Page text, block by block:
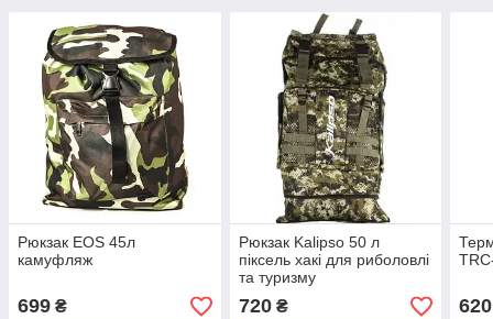
Рюкзак EOS 45л
камуфляж
699 ₴
Рюкзак Kalipso 50 л
піксель хакі для риболовлі
та туризму
720₴ 620